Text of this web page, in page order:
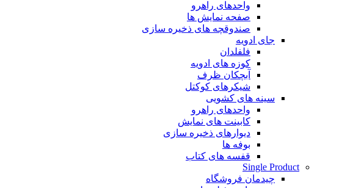
واحدهای راهرو
صفحه نمایش ها
صندوقچه های ذخیره سازی
جای ادویه
فلفلدان
کوزه های ادویه
آبچکان ظرف
شیکرهای کوکتل
سینه های کشویی
واحدهای راهرو
کابینت های نمایش
دیوارهای ذخیره سازی
بوفه ها
قفسه های کتاب
Single Product
چیدمان فروشگاه